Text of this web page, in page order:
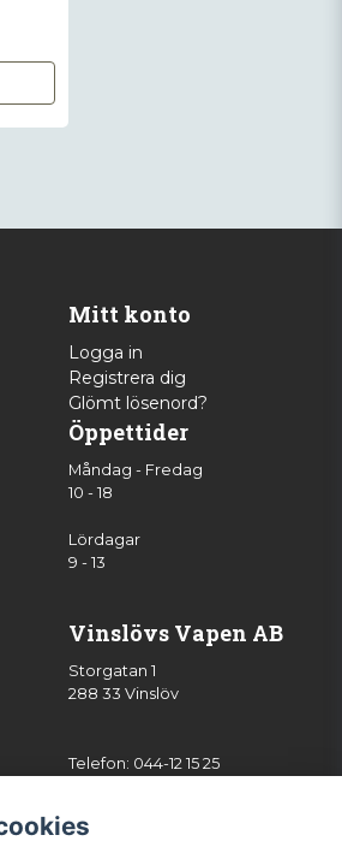
Mitt konto
Logga in
Registrera dig
Glömt lösenord?
Öppettider
Måndag - Fredag
10 - 18
Lördagar
9 - 13
Vinslövs Vapen AB
Storgatan 1
288 33 Vinslöv
Telefon: 044-12 15 25